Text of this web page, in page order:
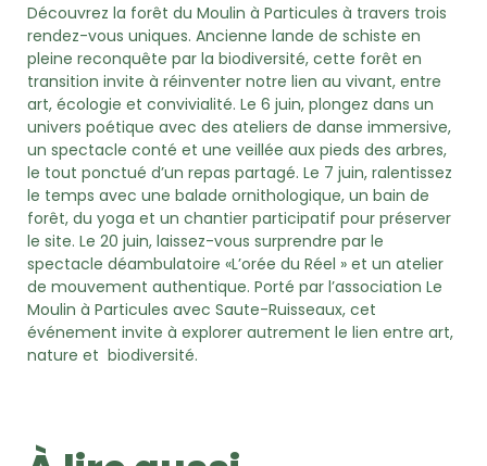
Découvrez la forêt du Moulin à Particules à travers trois
rendez-vous uniques. Ancienne lande de schiste en
pleine reconquête par la biodiversité, cette forêt en
transition invite à réinventer notre lien au vivant, entre
art, écologie et convivialité. Le 6 juin, plongez dans un
univers poétique avec des ateliers de danse immersive,
un spectacle conté et une veillée aux pieds des arbres,
le tout ponctué d’un repas partagé. Le 7 juin, ralentissez
le temps avec une balade ornithologique, un bain de
forêt, du yoga et un chantier participatif pour préserver
le site. Le 20 juin, laissez-vous surprendre par le
spectacle déambulatoire «L’orée du Réel » et un atelier
de mouvement authentique. Porté par l’association Le
Moulin à Particules avec Saute-Ruisseaux, cet
événement invite à explorer autrement le lien entre art,
nature et biodiversité.